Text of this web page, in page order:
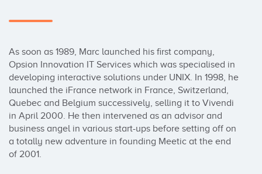
As soon as 1989, Marc launched his first company,
Opsion Innovation IT Services which was specialised in
developing interactive solutions under UNIX. In 1998, he
launched the iFrance network in France, Switzerland,
Quebec and Belgium successively, selling it to Vivendi
in April 2000. He then intervened as an advisor and
business angel in various start-ups before setting off on
a totally new adventure in founding Meetic at the end
of 2001.